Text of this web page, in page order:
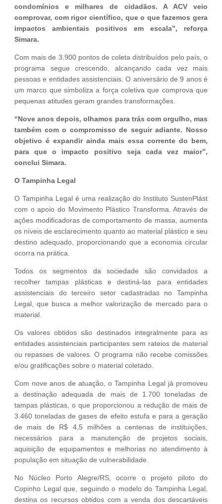
condomínios e milhares de cidadãos. A ACV veio
comprovar, com rigor científico, que o que fazemos gera
impactos ambientais positivos em escala”, reforça
Simara.
Com mais de 3.900 pontos de coleta distribuídos pelo país, o
programa segue crescendo, alcançando cada vez mais
pessoas e entidades assistenciais. O aniversário de 9 anos é
um marco que simboliza a força coletiva que comprova que
pequenas atitudes geram grandes transformações.
“Nove anos depois, olhamos para trás com orgulho, mas
também com o compromisso de seguir adiante. Nosso
objetivo é expandir ainda mais essa corrente do bem,
para que o impacto positivo seja cada vez maior”,
conclui Simara.
O Tampinha Legal
O Tampinha Legal é uma realização do Instituto SustenPlást
com o apoio do Movimento Plástico Transforma. Através de
ações modificadoras de comportamento de massa, aumenta
os níveis de esclarecimento quanto ao material plástico e seu
destino adequado, proporcionando que a economia circular
ocorra na prática.
Todos os segmentos da sociedade são convidados a
recolher tampas plásticas e destiná-las para entidades
assistenciais do terceiro setor cadastradas no Tampinha
Legal, que busca a melhor valorização de mercado para o
material.
Os valores obtidos são destinados integralmente para as
entidades assistenciais participantes sem rateios de material
ou repasses de valores. O programa não recebe comissões
e/ou gratificações sobre o material coletado.
Com nove anos de atuação, o Tampinha Legal já promoveu
a destinação adequada de mais de 1.700 toneladas de
tampas plásticas, o que proporcionou a redução de mais de
3.460 toneladas de gases de efeito estufa e para a geração
de mais de R$ 4,5 milhões a centenas de instituições,
necessários para a manutenção de projetos sociais,
aquisição de equipamentos e melhorias no atendimento à
população em situação de vulnerabilidade.
No Núcleo Porto Alegre/RS, ocorre o projeto piloto do
Copinho Legal que, seguindo o modelo do Tampinha Legal,
destina os recursos obtidos com a venda dos descartáveis